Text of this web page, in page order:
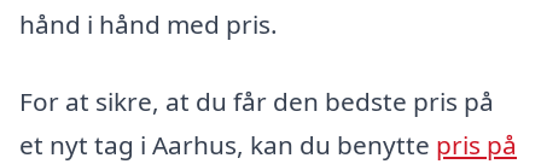
hånd i hånd med pris.
For at sikre, at du får den bedste pris på
et nyt tag i Aarhus, kan du benytte pris på